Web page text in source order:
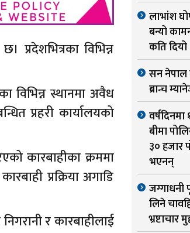
प्रदेशभित्रका विभिन्न
विभिन्न स्थानमा अवैध
प्रहरी कार्यालयको
कारबाहीका क्रममा
प्रक्रिया अगाडि
र कारबाहीलाई
लाभांश
बन्यो
कति दियो
सन नेपाल
ब्रान्च
बीमा
३० हजार
भएनन्
जग्गाधनी
लिने
भ्रष्टाचार